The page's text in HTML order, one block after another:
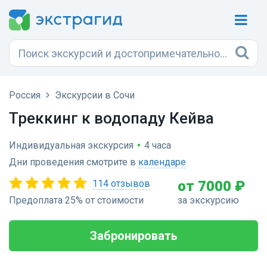
Россия Экскурсии в Сочи
Треккинг к водопаду Кейва
Индивидуальная экскурсия • 4 часа
Дни проведения смотрите в календаре
114 отзывов
Предоплата 25% от стоимости
от 7000 ₽
за экскурсию
Забронировать